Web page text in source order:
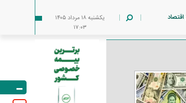
يکشنبه ۱۸ مرداد ۱۴۰۵
۱۷:۰۳